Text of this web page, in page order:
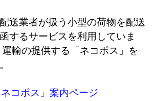
送業者が扱う小型の荷物を配送
するサービスを利用していま
輸の提供する「ネコポス」を
コポス」案内ページ